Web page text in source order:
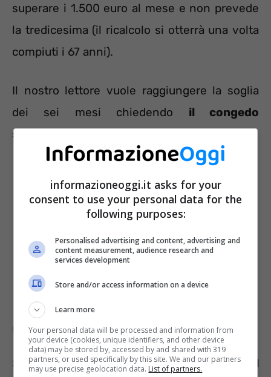
superare i 1.500 euro al mese e non prevede
la tredicesima (il ricalcolo si otterrà una volta
compiuti i 67 anni).
Il nostro lettore vuole raggiungere la soglia
dei sei mesi chiedendo il congedo
straordinario.
Cos’è il congedo straordinario
Si intende la possibilità diassentarsi dal
informazioneoggi.it asks for your
consent to use your personal data for the
following purposes:
Personalised advertising and content, advertising and
content measurement, audience research and
services development
Store and/or access information on a device
Learn more
Your personal data will be processed and information from
your device (cookies, unique identifiers, and other device
data) may be stored by, accessed by and shared with 319
partners, or used specifically by this site. We and our partners
may use precise geolocation data. List of partners.